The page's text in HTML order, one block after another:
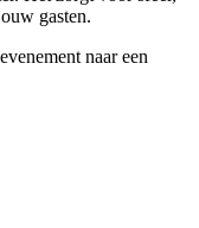
gasten.
naar een